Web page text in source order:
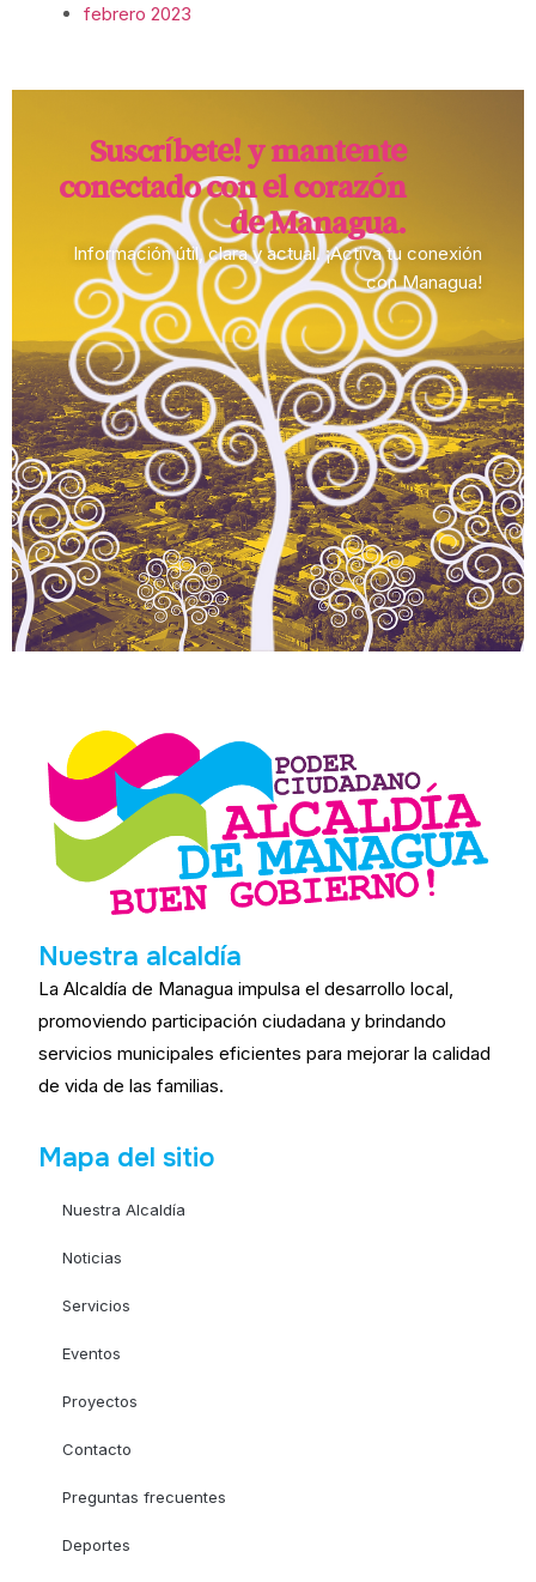
febrero 2023
Suscríbete! y mantente
conectado con el corazón
de Managua.​
Información útil, clara y actual. ¡Activa tu conexión
con Managua!
Nuestra alcaldía
La Alcaldía de Managua impulsa el desarrollo local,
promoviendo participación ciudadana y brindando
servicios municipales eficientes para mejorar la calidad
de vida de las familias.
Mapa del sitio
Nuestra Alcaldía
Noticias
Servicios
Eventos
Proyectos
Contacto
Preguntas frecuentes
Deportes